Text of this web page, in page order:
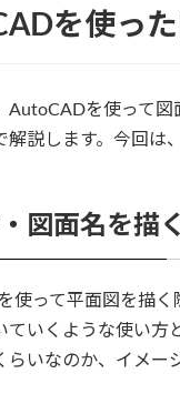
を使っ
AutoCADを使って
解説します。今回は
図面名を描く
使って平面図を描
ていくような使い方
らいなのか、イメー